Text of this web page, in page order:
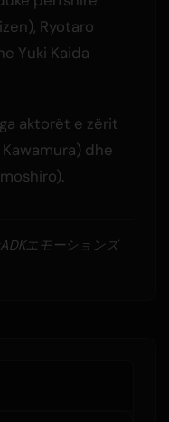
Ryotaro
Yuki Kaida
aktorët e zërit
dhe
エモーションズ